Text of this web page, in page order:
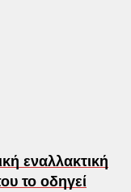
εναλλακτική
το οδηγεί